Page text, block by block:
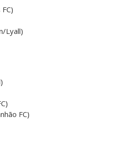
Lyall)
FC)